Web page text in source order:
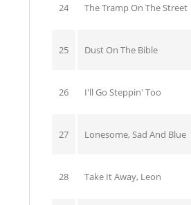
24 The Tramp On The Street
25 Dust On The Bible
26 I'll Go Steppin' Too
27 Lonesome, Sad And Blue
28 Take It Away, Leon